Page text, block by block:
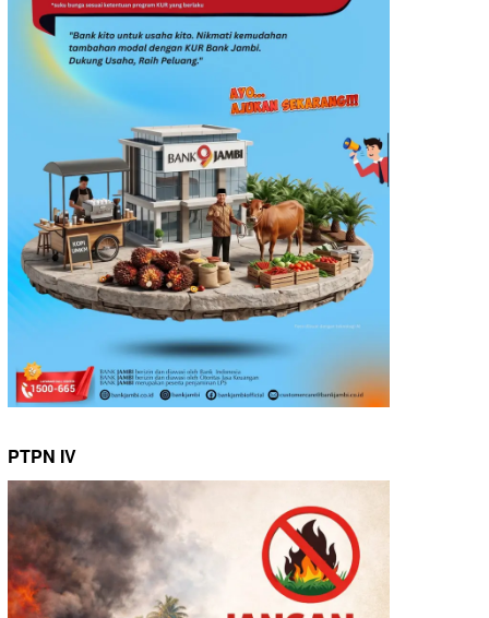
PTPN IV